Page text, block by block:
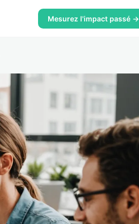
Mesurez l'impact passé →